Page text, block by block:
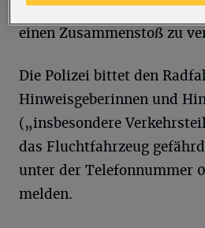
Krim kommenden,
einen Zusammenstoß zu
Die Polizei bittet den
Hinweisgeberinnen und
(„insbesondere
das Fluchtfahrzeug
unter der Telefonnummer
melden.